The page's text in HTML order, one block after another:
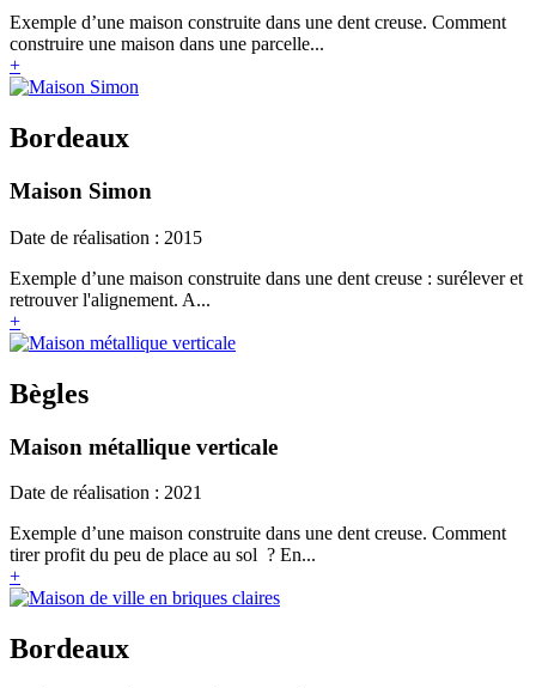
Exemple d’une maison construite dans une dent creuse. Comment
construire une maison dans une parcelle...
+
Bordeaux
Maison Simon
Date de réalisation : 2015
Exemple d’une maison construite dans une dent creuse : surélever et
retrouver l'alignement. A...
+
Bègles
Maison métallique verticale
Date de réalisation : 2021
Exemple d’une maison construite dans une dent creuse. Comment
tirer profit du peu de place au sol ? En...
+
Bordeaux